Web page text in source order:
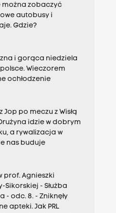
można zobaczyć
autobusy i
Gdzie?
i gorąca niedziela
Wieczorem
ochłodzenie
Jop po meczu z Wisłą
Drużyna idzie w dobrym
a rywalizacja w
nas buduje
prof. Agnieszki
Sikorskiej - Służba
- odc. 8. - Zniknęły
apteki. Jak PRL